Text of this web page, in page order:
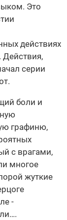
Это
действиях
серии
боли и
графиню,
с врагами,
многое
жуткие
-